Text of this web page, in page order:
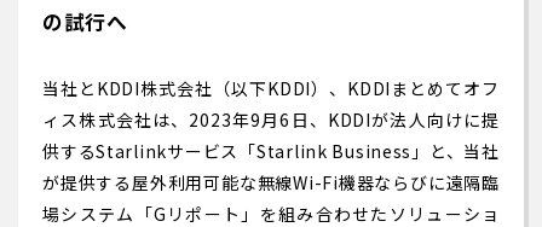
の試⾏へ
当社とKDDI株式会社（以下KDDI）、KDDIまとめてオフ
ィス株式会社は、2023年9月6日、KDDIが法人向けに提
供するStarlinkサービス「Starlink Business」と、当社
が提供する屋外利用可能な無線Wi-Fi機器ならびに遠隔臨
場システム「Gリポート」を組み合わせたソリューショ